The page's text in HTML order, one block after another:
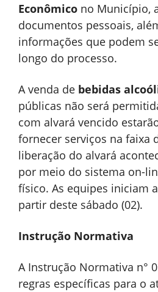
Econômico no Município,
documentos pessoais,
informações que podem
longo do processo.
A venda de bebidas
públicas não será
com alvará vencido
fornecer serviços na faixa
liberação do alvará
por meio do sistema on-
físico. As equipes iniciam a
partir deste sábado (02).
Instrução Normativa
A Instrução Normativa n°
regras específicas para o